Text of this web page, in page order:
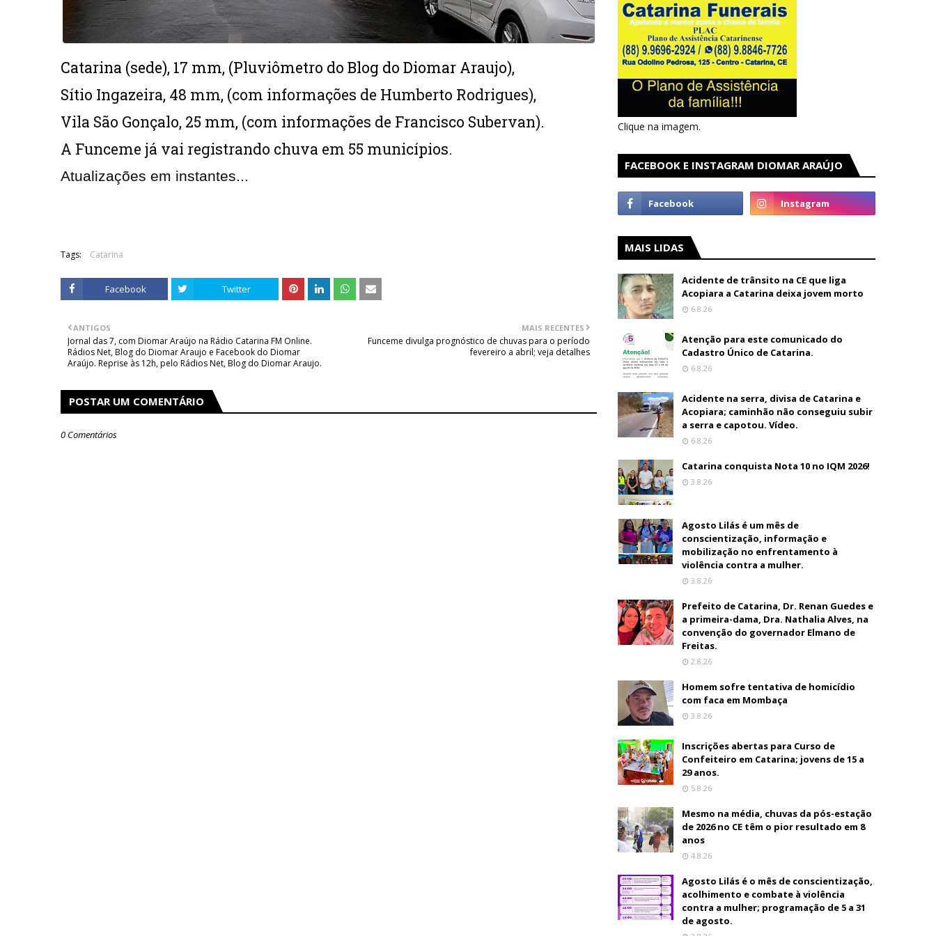
Catarina (sede), 17 mm, (Pluviômetro do Blog do Diomar Araujo),
Sítio Ingazeira, 48 mm, (com informações de Humberto Rodrigues),
Vila São Gonçalo, 25 mm, (com informações de Francisco Subervan).
A Funceme já vai registrando chuva em 55 municípios.
Atualizações em instantes...
Tags: Catarina
Facebook Twitter
MAIS RECENTES
Funceme divulga prognóstico de chuvas para o período
fevereiro a abril; veja detalhes
ANTIGOS
Jornal das 7, com Diomar Araújo na Rádio Catarina FM Online.
Rádios Net, Blog do Diomar Araujo e Facebook do Diomar
Araújo. Reprise às 12h, pelo Rádios Net, Blog do Diomar Araujo.
POSTAR UM COMENTÁRIO
0 Comentários
Clique na imagem.
FACEBOOK E INSTAGRAM DIOMAR ARAÚJO
MAIS LIDAS
Acidente de trânsito na CE que liga
Acopiara a Catarina deixa jovem morto
6.8.26
Atenção para este comunicado do
Cadastro Único de Catarina.
6.8.26
Acidente na serra, divisa de Catarina e
Acopiara; caminhão não conseguiu subir
a serra e capotou. Vídeo.
6.8.26
Catarina conquista Nota 10 no IQM 2026!
3.8.26
Agosto Lilás é um mês de
conscientização, informação e
mobilização no enfrentamento à
violência contra a mulher.
3.8.26
Prefeito de Catarina, Dr. Renan Guedes e
a primeira-dama, Dra. Nathalia Alves, na
convenção do governador Elmano de
Freitas.
2.8.26
Homem sofre tentativa de homicídio
com faca em Mombaça
3.8.26
Inscrições abertas para Curso de
Confeiteiro em Catarina; jovens de 15 a
29 anos.
5.8.26
Mesmo na média, chuvas da pós-estação
de 2026 no CE têm o pior resultado em 8
anos
4.8.26
Agosto Lilás é o mês de conscientização,
acolhimento e combate à violência
contra a mulher; programação de 5 a 31
de agosto.